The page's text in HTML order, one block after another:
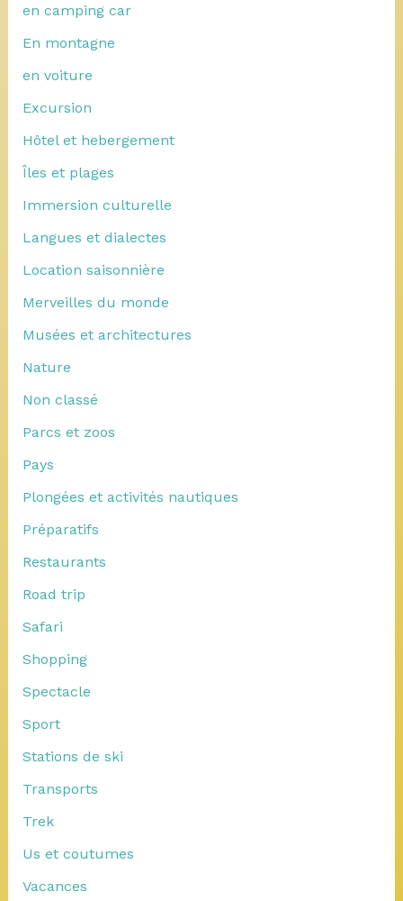
en camping car
En montagne
en voiture
Excursion
Hôtel et hebergement
Îles et plages
Immersion culturelle
Langues et dialectes
Location saisonnière
Merveilles du monde
Musées et architectures
Nature
Non classé
Parcs et zoos
Pays
Plongées et activités nautiques
Préparatifs
Restaurants
Road trip
Safari
Shopping
Spectacle
Sport
Stations de ski
Transports
Trek
Us et coutumes
Vacances